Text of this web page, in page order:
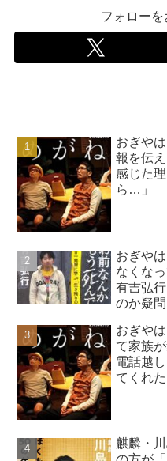
フォローを
おぎや
報を伝
感じた
ら…」
おぎや
なくな
有吉弘
のか疑
おぎや
て家族
電話越
てくれ
麒麟・